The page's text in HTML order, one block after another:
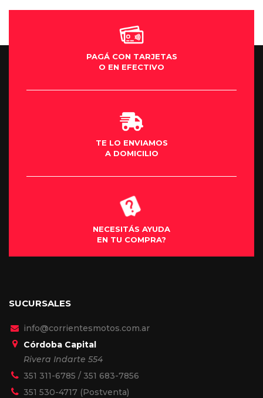
PAGÁ CON TARJETAS
O EN EFECTIVO
TE LO ENVIAMOS
A DOMICILIO
NECESITÁS AYUDA
EN TU COMPRA?
SUCURSALES
info@corrientesmotos.com.ar
Córdoba Capital
Rivera Indarte 554
351 311-6785 / 351 683-7856
351 530-4717 (Postventa)